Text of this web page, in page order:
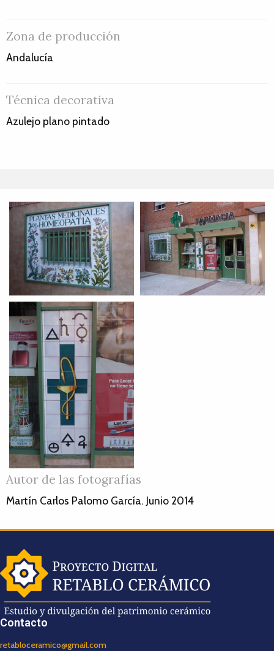
Zona de producción
Andalucía
Técnica decorativa
Azulejo plano pintado
Autor de las fotografías
Martín Carlos Palomo García. Junio 2014
Contacto
retabloceramico@gmail.com